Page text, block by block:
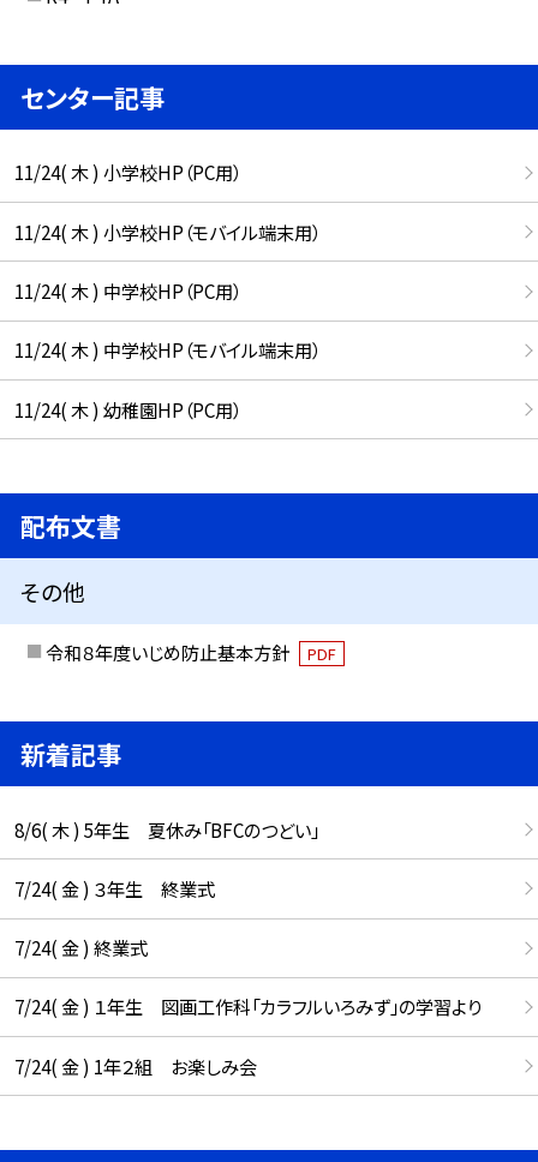
センター記事
11/24( 木 ) 小学校HP（PC用）
11/24( 木 ) 小学校HP（モバイル端末用）
11/24( 木 ) 中学校HP（PC用）
11/24( 木 ) 中学校HP（モバイル端末用）
11/24( 木 ) 幼稚園HP（PC用）
配布文書
その他
令和８年度いじめ防止基本方針 PDF
新着記事
8/6( 木 ) 5年生 夏休み「BFCのつどい」
7/24( 金 ) ３年生 終業式
7/24( 金 ) 終業式
7/24( 金 ) １年生 図画工作科「カラフルいろみず」の学習より
7/24( 金 ) 1年２組 お楽しみ会